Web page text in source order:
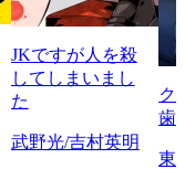
JKですが人を殺
してしまいまし
た
武野光/吉村英明
ク
歯
東